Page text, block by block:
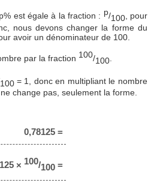
est égale à la fraction : p/100, pour
nous devons changer la forme du
avoir un dénominateur de 100.
par la fraction 100/100
100= 1, donc en multipliant le nombre
change pas, seulement la forme.
0,78125 =
× 100/100 =